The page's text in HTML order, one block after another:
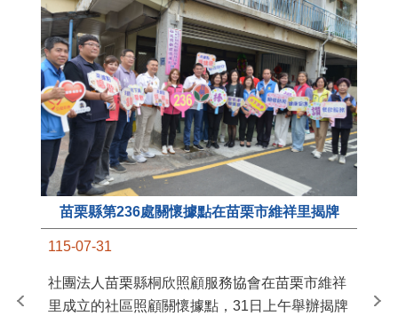
苗栗縣第236處關懷據點在苗栗市維祥里揭牌
115-07-31
社團法人苗栗縣桐欣照顧服務協會在苗栗市維祥
里成立的社區照顧關懷據點，31日上午舉辦揭牌
苗